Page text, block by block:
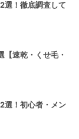
選！徹底調査して
【速乾・くせ毛・
選！初心者・メン